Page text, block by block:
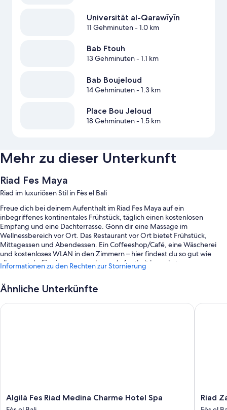
Universität al-Qarawīyīn
11 Gehminuten- 1.0 km
Bab Ftouh
13 Gehminuten- 1.1 km
Bab Boujeloud
14 Gehminuten- 1.3 km
Place Bou Jeloud
18 Gehminuten- 1.5 km
Mehr zu dieser Unterkunft
Riad Fes Maya
Riad im luxuriösen Stil in Fès el Bali
Freue dich bei deinem Aufenthalt im Riad Fes Maya auf ein
inbegriffenes kontinentales Frühstück, täglich einen kostenlosen
Empfang und eine Dachterrasse. Gönn dir eine Massage im
Wellnessbereich vor Ort. Das Restaurant vor Ort bietet Frühstück,
Mittagessen und Abendessen. Ein Coffeeshop/Café, eine Wäscherei
und kostenloses WLAN in den Zimmern – hier findest du so gut wie
alles, was du für einen angenehmen Aufenthalt brauchst.
Ein kostenpflichtiger Flughafentransfer (Hin- und Rückfahrt), eine
rund um die Uhr besetzte Rezeption und ein Safe an der Rezeption
Alle individuell eingerichteten Zimmer verfügen über Annehmlichkeiten
wie eine Klimaanlage und Bademäntel sowie Extras wie kostenloses
Informationen zu den Rechten zur Stornierung
Ähnliche Unterkünfte
Algilà
Fes
Algilà Fes Riad Medina Charme Hotel Spa
Algilà Fes Riad Medina Charme Hotel Spa
Riad
Zamane
Riad
Riad